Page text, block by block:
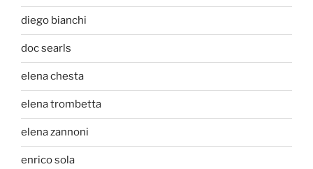
diego bianchi
doc searls
elena chesta
elena trombetta
elena zannoni
enrico sola